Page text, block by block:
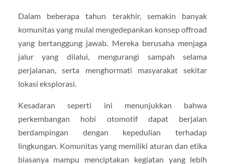
Dalam beberapa tahun terakhir, semakin banyak
komunitas yang mulai mengedepankan konsep offroad
yang bertanggung jawab. Mereka berusaha menjaga
jalur yang dilalui, mengurangi sampah selama
perjalanan, serta menghormati masyarakat sekitar
lokasi eksplorasi.
Kesadaran seperti ini menunjukkan bahwa
perkembangan hobi otomotif dapat berjalan
berdampingan dengan kepedulian terhadap
lingkungan. Komunitas yang memiliki aturan dan etika
biasanya mampu menciptakan kegiatan yang lebih